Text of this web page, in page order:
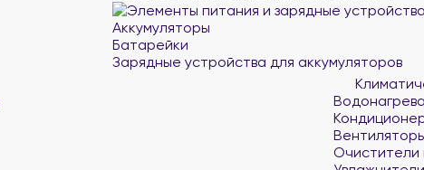
Аккумуляторы
Батарейки
Зарядные устройства для аккумуляторов
Очистители